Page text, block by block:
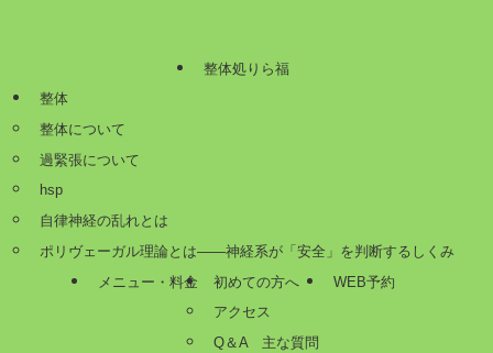
整体処りら福
整体
整体について
過緊張について
hsp
自律神経の乱れとは
ポリヴェーガル理論とは——神経系が「安全」を判断するしくみ
メニュー・料金
初めての方へ
アクセス
Q＆A 主な質問
WEB予約